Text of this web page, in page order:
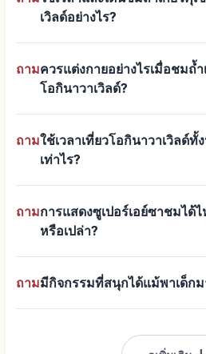
เวิลด์อย่างไร?
ถามควรแต่งกายอย่างไรเมื่อชมถ้
โอกินาวาเวิลด์?
ถามใช้เวลาเที่ยวโอกินาวาเวิลด์
เท่าไร?
ถามการแสดงซูเปอร์เอย์ซาชมได้
หรือเปล่า?
ถามมีกิจกรรมที่สนุกได้แม้พาเด็ก